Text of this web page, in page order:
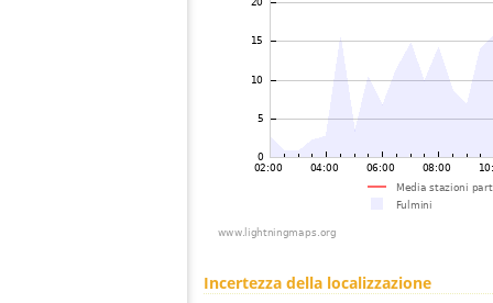
Incertezza della localizzazione